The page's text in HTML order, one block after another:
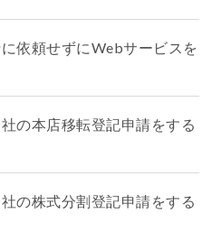
依頼せずにWebサービスを
の本店移転登記申請をする
の株式分割登記申請をする